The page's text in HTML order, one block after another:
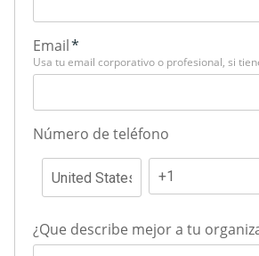
Email*
Usa tu email corporativo o profesional, si
Número de teléfono
¿Que describe mejor a tu